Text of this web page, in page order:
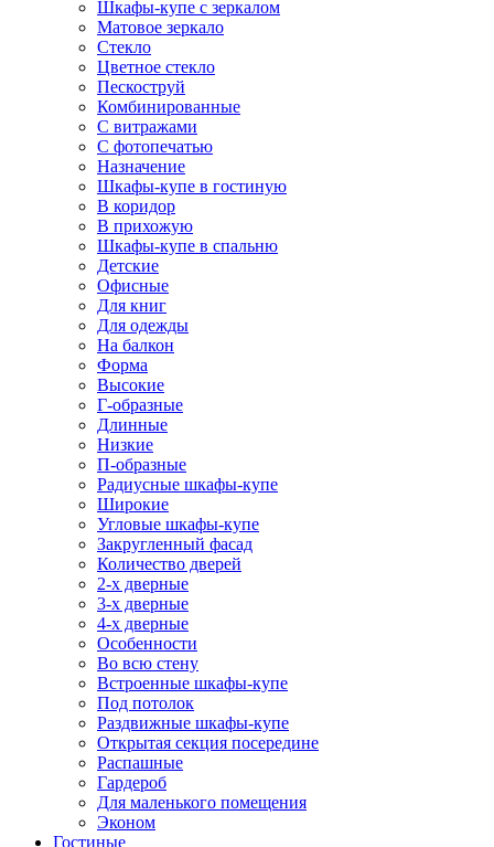
Шкафы-купе с зеркалом
Матовое зеркало
Стекло
Цветное стекло
Пескоструй
Комбинированные
С витражами
С фотопечатью
Назначение
Шкафы-купе в гостиную
В коридор
В прихожую
Шкафы-купе в спальню
Детские
Офисные
Для книг
Для одежды
На балкон
Форма
Высокие
Г-образные
Длинные
Низкие
П-образные
Радиусные шкафы-купе
Широкие
Угловые шкафы-купе
Закругленный фасад
Количество дверей
2-х дверные
3-х дверные
4-х дверные
Особенности
Во всю стену
Встроенные шкафы-купе
Под потолок
Раздвижные шкафы-купе
Открытая секция посередине
Распашные
Гардероб
Для маленького помещения
Эконом
Гостиные